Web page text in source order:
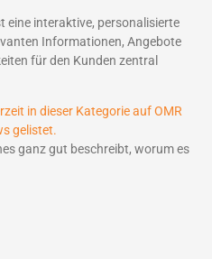
eine interaktive, personalisierte
Informationen, Angebote
für den Kunden zentral
in dieser Kategorie auf OMR
gelistet.
ganz gut beschreibt, worum es